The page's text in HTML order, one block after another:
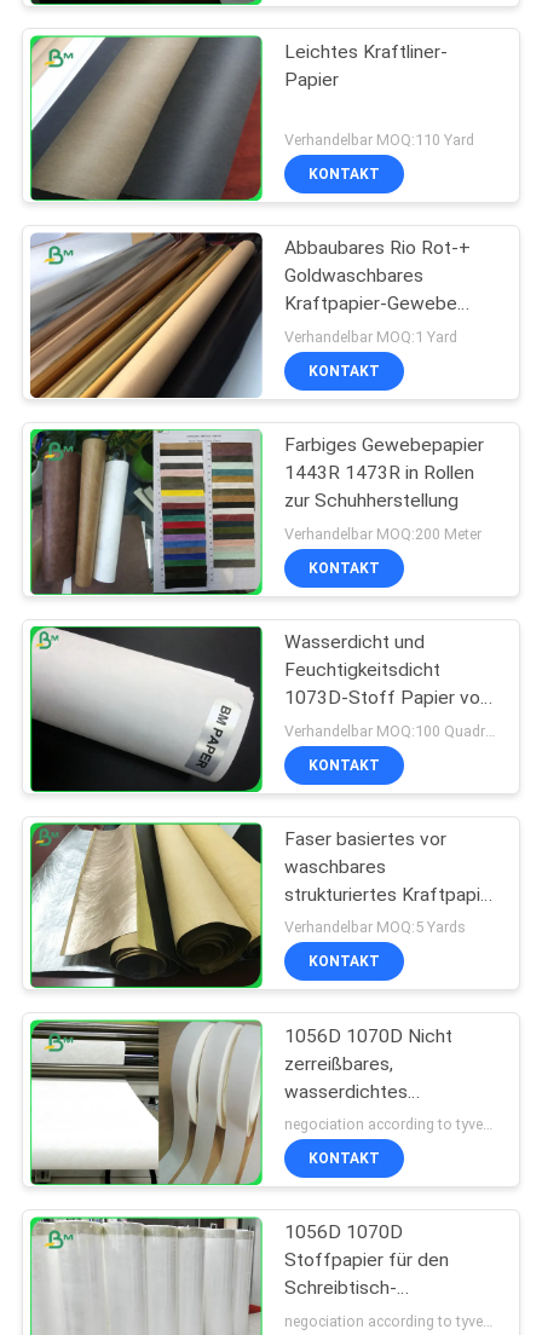
Leichtes Kraftliner-
Papier
Verhandelbar MOQ:110 Yard
KONTAKT
Abbaubares Rio Rot-+
Goldwaschbares
Kraftpapier-Gewebe
Natually für
Betriebstasche
Verhandelbar MOQ:1 Yard
KONTAKT
Farbiges Gewebepapier
1443R 1473R in Rollen
zur Schuhherstellung
Verhandelbar MOQ:200 Meter
KONTAKT
Wasserdicht und
Feuchtigkeitsdicht
1073D-Stoff Papier von
kostenloser Probe
KONTAKT
Faser basiertes vor
waschbares
strukturiertes Kraftpapier
für Anlagen wachsen
Papier 0.55mm
Verhandelbar MOQ:5 Yards
KONTAKT
1056D 1070D Nicht
zerreißbares,
wasserdichtes
Stoffpapier für
Damenbeutel
negociation according to tyvek paper customized size and quantity MOQ:100 Quadratmeter
KONTAKT
1056D 1070D
Stoffpapier für den
Schreibtisch-
Tintenstrahldruck